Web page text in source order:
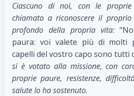
Ciascuno di noi, con le
chiamato a riconoscere il
profondo della propria vita:
paura: voi valete più di molti
capelli del vostro capo sono tutti
si è votato alla missione, con
proprie paure, resistenze,
salute lo ha sostenuto.